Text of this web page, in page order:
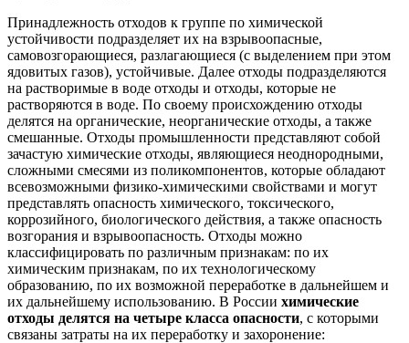
Принадлежность отходов к группе по химической
устойчивости подразделяет их на взрывоопасные,
самовозгорающиеся, разлагающиеся (с выделением при этом
ядовитых газов), устойчивые. Далее отходы подразделяются
на растворимые в воде отходы и отходы, которые не
растворяются в воде. По своему происхождению отходы
делятся на органические, неорганические отходы, а также
смешанные. Отходы промышленности представляют собой
зачастую химические отходы, являющиеся неоднородными,
сложными смесями из поликомпонентов, которые обладают
всевозможными физико-химическими свойствами и могут
представлять опасность химического, токсического,
коррозийного, биологического действия, а также опасность
возгорания и взрывоопасность. Отходы можно
классифицировать по различным признакам: по их
химическим признакам, по их технологическому
образованию, по их возможной переработке в дальнейшем и
их дальнейшему использованию. В России химические
отходы делятся на четыре класса опасности, с которыми
связаны затраты на их переработку и захоронение: